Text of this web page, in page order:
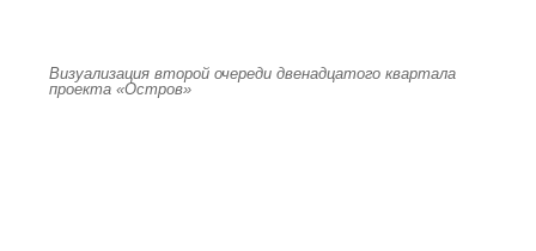
Визуализация второй очереди двенадцатого квартала
проекта «Остров»